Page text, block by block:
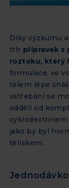
Díky výzkumu
trh přípravek s
roztoku, který
formulace, ve
tělem lépe
vstřebání se
oddělí od
jako by byl
tělískem.